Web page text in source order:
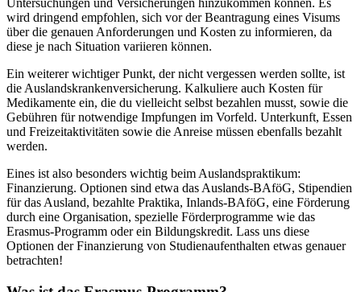
Untersuchungen und Versicherungen hinzukommen können. Es
wird dringend empfohlen, sich vor der Beantragung eines Visums
über die genauen Anforderungen und Kosten zu informieren, da
diese je nach Situation variieren können.
Ein weiterer wichtiger Punkt, der nicht vergessen werden sollte, ist
die Auslandskrankenversicherung. Kalkuliere auch Kosten für
Medikamente ein, die du vielleicht selbst bezahlen musst, sowie die
Gebühren für notwendige Impfungen im Vorfeld. Unterkunft, Essen
und Freizeitaktivitäten sowie die Anreise müssen ebenfalls bezahlt
werden.
Eines ist also besonders wichtig beim Auslandspraktikum:
Finanzierung. Optionen sind etwa das Auslands-BAföG, Stipendien
für das Ausland, bezahlte Praktika, Inlands-BAföG, eine Förderung
durch eine Organisation, spezielle Förderprogramme wie das
Erasmus-Programm oder ein Bildungskredit. Lass uns diese
Optionen der Finanzierung von Studienaufenthalten etwas genauer
betrachten!